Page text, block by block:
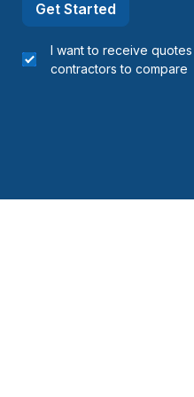
Get Started
I want to receive
contractors to compare